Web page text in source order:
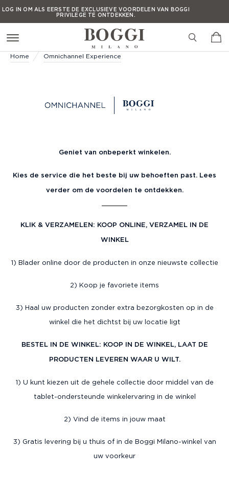
Press Alt+1 for screen-
reader mode, Alt+0 to
Accessibility Screen-
Reader Guide, Feedback,
and Issue Reporting |
New window
LOG IN OM ALS EERSTE DE EXCLUSIEVE VOORDELEN VAN BOGGI
PRIVILEGE TE ONTDEKKEN.
LOG IN OM ALS EERSTE DE EXCLUSIEVE VOORDELEN VAN BOGGI
PRIVILEGE TE ONTDEKKEN.
LOG IN OM ALS EERSTE DE EXCLUSIEVE VOORDELEN VAN BOGGI
PRIVILEGE TE ONTDEKKEN.
Home Omnichannel Experience
Geniet van onbeperkt winkelen.
Kies de service die het beste bij uw behoeften past. Lees
verder om de voordelen te ontdekken.
KLIK & VERZAMELEN: KOOP ONLINE, VERZAMEL IN DE
WINKEL
1) Blader online door de producten in onze nieuwste collectie
2) Koop je favoriete items
3) Haal uw producten zonder extra bezorgkosten op in de
winkel die het dichtst bij uw locatie ligt
BESTEL IN DE WINKEL: KOOP IN DE WINKEL, LAAT DE
PRODUCTEN LEVEREN WAAR U WILT.
1) U kunt kiezen uit de gehele collectie door middel van de
tablet-ondersteunde winkelervaring in de winkel
2) Vind de items in jouw maat
3) Gratis levering bij u thuis of in de Boggi Milano-winkel van
uw voorkeur